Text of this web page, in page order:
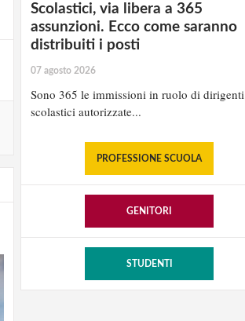
Scolastici, via libera a 365
assunzioni. Ecco come saranno
distribuiti i posti
07 agosto 2026
Sono 365 le immissioni in ruolo di dirigenti
scolastici autorizzate...
PROFESSIONE SCUOLA
GENITORI
STUDENTI